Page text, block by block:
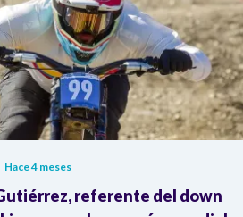
Hace 4 meses
referente del down